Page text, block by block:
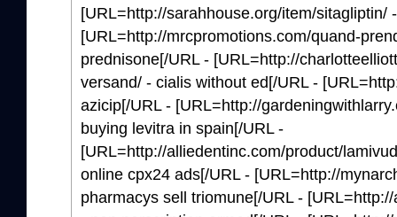
[URL=http://sarahhouse.org/item/sitagliptin/
[URL=http://mrcpromotions.com/quand-
prednisone[/URL - [URL=http://
versand/ - cialis without ed[/URL -
azicip[/URL - [URL=http://
buying levitra in spain[/URL -
[URL=http://alliedentinc.com/product/
online cpx24 ads[/URL - [URL=http://
pharmacys sell triomune[/URL -